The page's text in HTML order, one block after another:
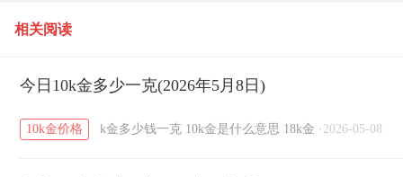
相关阅读
今日10k金多少一克(2026年5月8日)
10k金价格 k金多少钱一克 10k金是什么意思 18k金 · 2026-05-08